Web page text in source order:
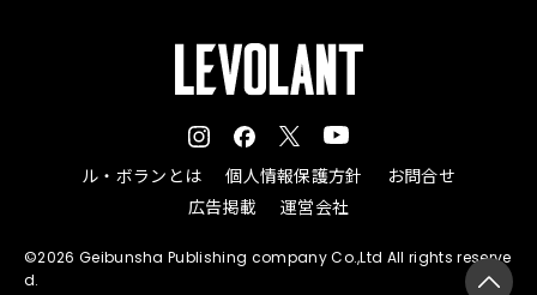
ル・ボランとは 個人情報保護方針
お問合せ
広告掲載
運営会社
©2026 Geibunsha Publishing company Co.,Ltd All rights reserve
d.